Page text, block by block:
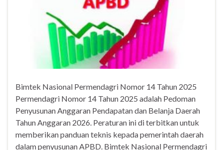
Bimtek Nasional Permendagri Nomor 14 Tahun 2025
Permendagri Nomor 14 Tahun 2025 adalah Pedoman
Penyusunan Anggaran Pendapatan dan Belanja Daerah
Tahun Anggaran 2026. Peraturan ini di terbitkan untuk
memberikan panduan teknis kepada pemerintah daerah
dalam penyusunan APBD. Bimtek Nasional Permendagri